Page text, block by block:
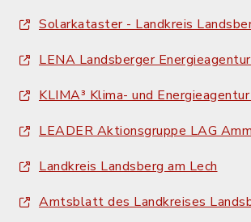
Solarkataster - Landkreis
LENA Landsberger Energieagentur
KLIMA³ Klima- und
LEADER Aktionsgruppe LAG
Landkreis Landsberg am Lech
Amtsblatt des Landkreises